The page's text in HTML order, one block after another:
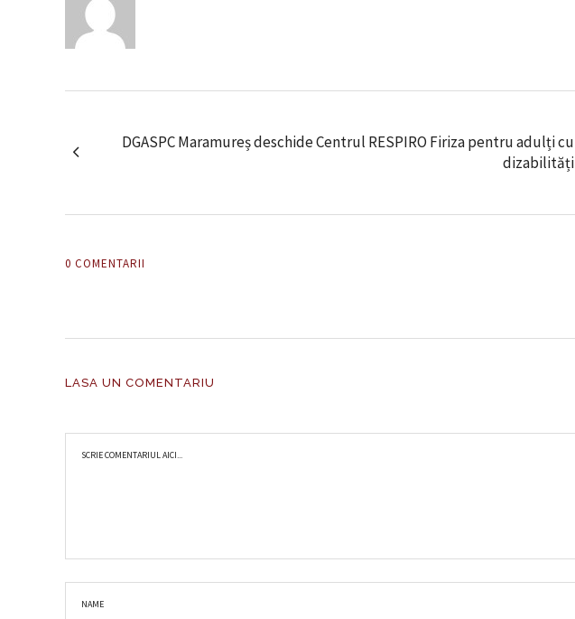
DGASPC Maramureș deschide Centrul RESPIRO Firiza pentru adulți cu
dizabilități
0 COMENTARII
LASA UN COMENTARIU